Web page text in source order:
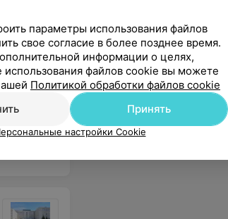
параметры использования файлов
свое согласие в более позднее время.
информации о целях,
использования файлов cookie вы можете
Политикой обработки файлов cookie
Принять
настройки Cookie